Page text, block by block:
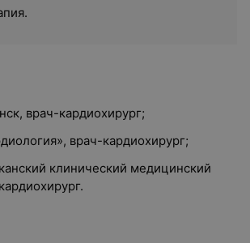
врач-кардиохирург;
врач-кардиохирург;
клинический медицинский